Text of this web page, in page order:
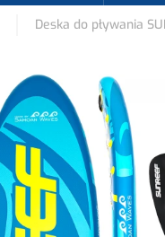
Deska do pływania